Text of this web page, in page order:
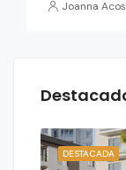
Joanna
DESTACADA